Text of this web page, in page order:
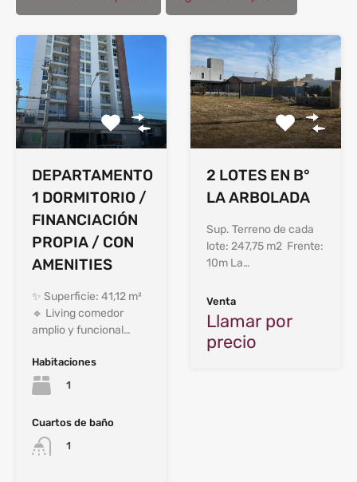
DEPARTAMENTO
1 DORMITORIO /
FINANCIACIÓN
PROPIA / CON
AMENITIES
✨ Superficie: 41,12 m²
🔹 Living comedor
amplio y funcional…
Habitaciones
1
Cuartos de baño
1
2 LOTES EN B°
LA ARBOLADA
Sup. Terreno de cada
lote: 247,75 m2 Frente:
10m La…
Venta
Llamar por
precio